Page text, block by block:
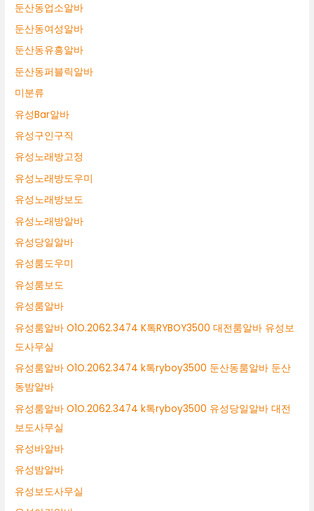
둔산동업소알바
둔산동여성알바
둔산동유흥알바
둔산동퍼블릭알바
미분류
유성Bar알바
유성구인구직
유성노래방고정
유성노래방도우미
유성노래방보도
유성노래방알바
유성당일알바
유성룸도우미
유성룸보도
유성룸알바
유성룸알바 O1O.2062.3474 K톡RYBOY3500 대전룸알바 유성보
도사무실
유성룸알바 O1O.2062.3474 k톡ryboy3500 둔산동룸알바 둔산
동밤알바
유성룸알바 O1O.2062.3474 k톡ryboy3500 유성당일알바 대전
보도사무실
유성바알바
유성밤알바
유성보도사무실